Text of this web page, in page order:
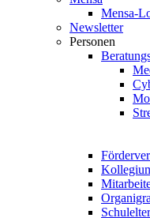
Mensa-
Newsletter
Personen